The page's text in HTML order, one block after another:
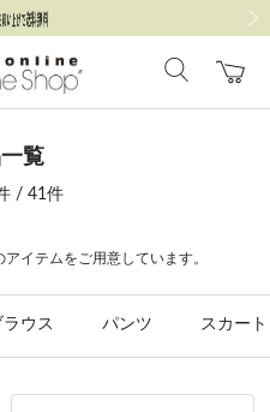
覧
/ 41件
イテムをご用意しています。
ラウス パンツ スカート